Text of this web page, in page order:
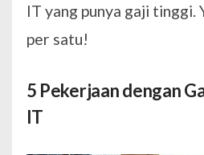
IT yang punya gaji tinggi.
per satu!
5 Pekerjaan dengan
IT